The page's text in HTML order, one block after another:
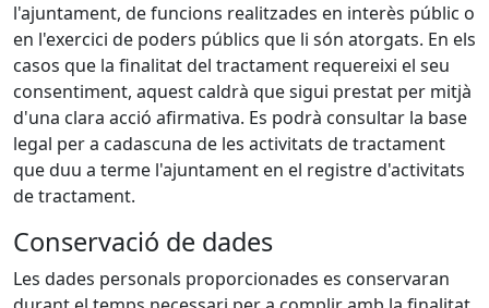
l'ajuntament, de funcions realitzades en interès públic o
en l'exercici de poders públics que li són atorgats. En els
casos que la finalitat del tractament requereixi el seu
consentiment, aquest caldrà que sigui prestat per mitjà
d'una clara acció afirmativa. Es podrà consultar la base
legal per a cadascuna de les activitats de tractament
que duu a terme l'ajuntament en el registre d'activitats
de tractament.
Conservació de dades
Les dades personals proporcionades es conservaran